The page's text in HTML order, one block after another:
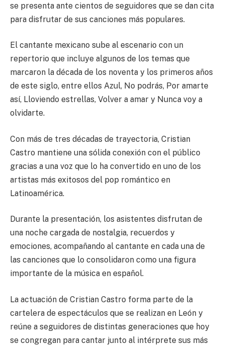
se presenta ante cientos de seguidores que se dan cita
para disfrutar de sus canciones más populares.
El cantante mexicano sube al escenario con un
repertorio que incluye algunos de los temas que
marcaron la década de los noventa y los primeros años
de este siglo, entre ellos Azul, No podrás, Por amarte
así, Lloviendo estrellas, Volver a amar y Nunca voy a
olvidarte.
Con más de tres décadas de trayectoria, Cristian
Castro mantiene una sólida conexión con el público
gracias a una voz que lo ha convertido en uno de los
artistas más exitosos del pop romántico en
Latinoamérica.
Durante la presentación, los asistentes disfrutan de
una noche cargada de nostalgia, recuerdos y
emociones, acompañando al cantante en cada una de
las canciones que lo consolidaron como una figura
importante de la música en español.
La actuación de Cristian Castro forma parte de la
cartelera de espectáculos que se realizan en León y
reúne a seguidores de distintas generaciones que hoy
se congregan para cantar junto al intérprete sus más